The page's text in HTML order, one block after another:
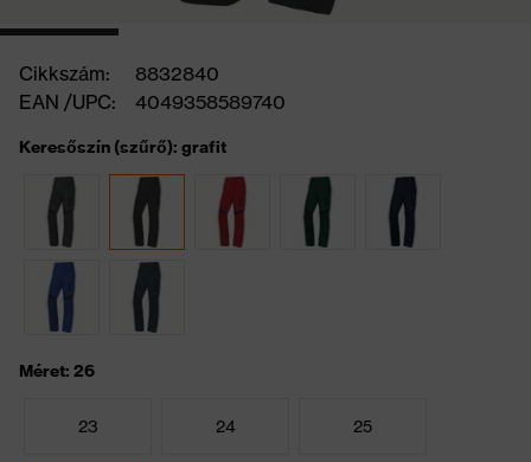
Cikkszám:
8832840
EAN /UPC:
4049358589740
Keresőszín (szűrő): grafit
Méret: 26
23 24 25